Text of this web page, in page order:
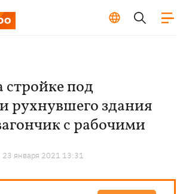
стройке под
рухнувшего здания
с рабочими
23 января 2021 13:31